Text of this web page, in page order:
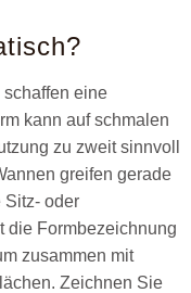
eine
kann auf schmalen
zu zweit sinnvoll
greifen gerade
Sitz- oder
die Formbezeichnung
zusammen mit
Zeichnen Sie